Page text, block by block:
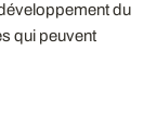
du
qui peuvent